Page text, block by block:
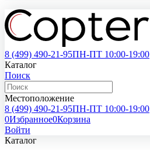
8 (499) 490-21-95ПН-ПТ 10:00-19:00
Каталог
Поиск
Местоположение
8 (499) 490-21-95ПН-ПТ 10:00-19:00
0Избранное0Корзина
Войти
Каталог